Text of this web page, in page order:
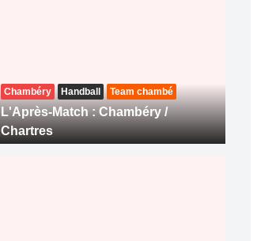
Chambéry Handball Team chambé
L'Après-Match : Chambéry /
Chartres